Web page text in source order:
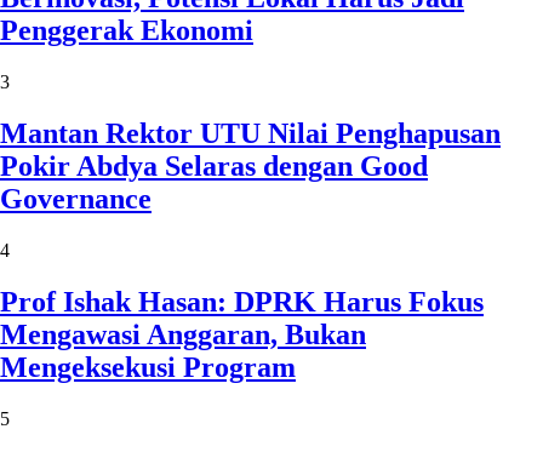
Penggerak Ekonomi
3
Mantan Rektor UTU Nilai Penghapusan
Pokir Abdya Selaras dengan Good
Governance
4
Prof Ishak Hasan: DPRK Harus Fokus
Mengawasi Anggaran, Bukan
Mengeksekusi Program
5